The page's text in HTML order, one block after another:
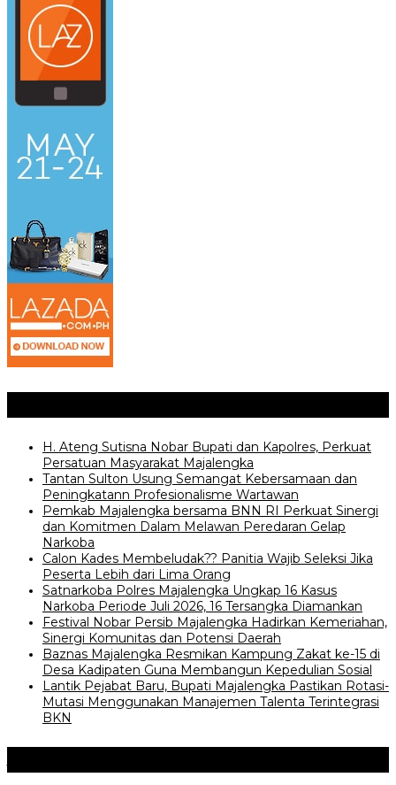
H. Ateng Sutisna Nobar Bupati dan Kapolres, Perkuat
Persatuan Masyarakat Majalengka
‎Tantan Sulton Usung Semangat Kebersamaan dan
Peningkatann Profesionalisme Wartawan
Pemkab Majalengka bersama BNN RI Perkuat Sinergi
dan Komitmen Dalam Melawan Peredaran Gelap
Narkoba
‎Calon Kades Membeludak?? Panitia Wajib Seleksi Jika
Peserta Lebih dari Lima Orang
Satnarkoba Polres Majalengka Ungkap 16 Kasus
Narkoba Periode Juli 2026, 16 Tersangka Diamankan
Festival Nobar Persib Majalengka Hadirkan Kemeriahan,
Sinergi Komunitas dan Potensi Daerah
Baznas Majalengka Resmikan Kampung Zakat ke-15 di
Desa Kadipaten Guna Membangun Kepedulian Sosial
Lantik Pejabat Baru, Bupati Majalengka Pastikan Rotasi-
Mutasi Menggunakan Manajemen Talenta Terintegrasi
BKN